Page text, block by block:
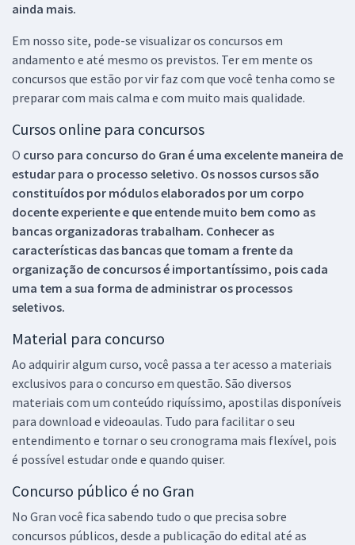
ainda mais.
Em nosso site, pode-se visualizar os concursos em
andamento e até mesmo os previstos. Ter em mente os
concursos que estão por vir faz com que você tenha como se
preparar com mais calma e com muito mais qualidade.
Cursos online para concursos
O curso para concurso do Gran é uma excelente maneira de
estudar para o processo seletivo. Os nossos cursos são
constituídos por módulos elaborados por um corpo
docente experiente e que entende muito bem como as
bancas organizadoras trabalham. Conhecer as
características das bancas que tomam a frente da
organização de concursos é importantíssimo, pois cada
uma tem a sua forma de administrar os processos
seletivos.
Material para concurso
Ao adquirir algum curso, você passa a ter acesso a materiais
exclusivos para o concurso em questão. São diversos
materiais com um conteúdo riquíssimo, apostilas disponíveis
para download e videoaulas. Tudo para facilitar o seu
entendimento e tornar o seu cronograma mais flexível, pois
é possível estudar onde e quando quiser.
Concurso público é no Gran
No Gran você fica sabendo tudo o que precisa sobre
concursos públicos, desde a publicação do edital até as